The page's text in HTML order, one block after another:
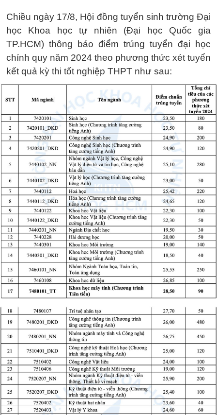
Chiều ngày 17/8, Hội đồng tuyển sinh trường Đại
học Khoa học tự nhiên (Đại học Quốc gia
TP.HCM) thông báo điểm trúng tuyển đại học
chính quy năm 2024 theo phương thức xét tuyển
kết quả kỳ thi tốt nghiệp THPT như sau: